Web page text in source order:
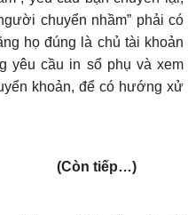
chuyển nhầm” phải có
họ đúng là chủ tài khoản
yêu cầu in sổ phụ và xem
khoản, để có hướng xử
(Còn tiếp…)